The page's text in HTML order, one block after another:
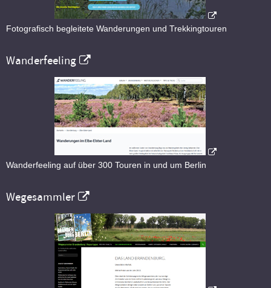
Fotografisch begleitete Wanderungen und Trekkingtouren
Wanderfeeling
Wanderfeeling auf über 300 Touren in und um Berlin
Wegesammler